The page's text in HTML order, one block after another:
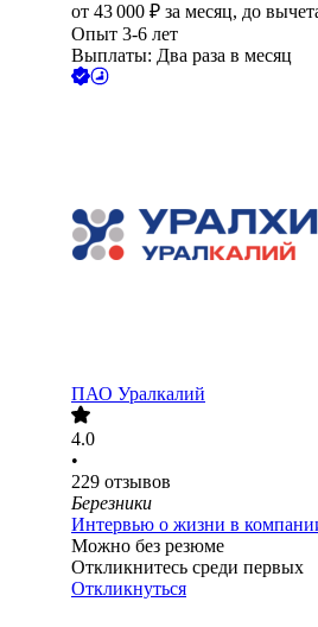
от 43 000 ₽ за месяц, до
Опыт 3-6 лет
Выплаты: Два раза в месяц
ПАО Уралкалий
4.0
•
229 отзывов
Березники
Интервью о жизни в
Можно без резюме
Откликнитесь среди первых
Откликнуться